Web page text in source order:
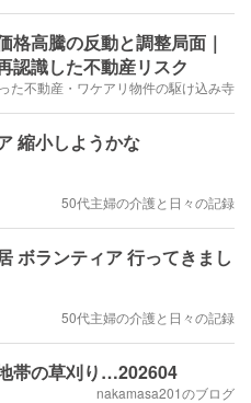
格高騰の反動と調整局面｜
認識した不動産リスク
た不動産・ワケアリ物件の駆け込み寺
縮小しようかな
50代主婦の介護と日々の記録
ボランティア 行ってきまし
50代主婦の介護と日々の記録
帯の草刈り…202604
nakamasa201のブログ